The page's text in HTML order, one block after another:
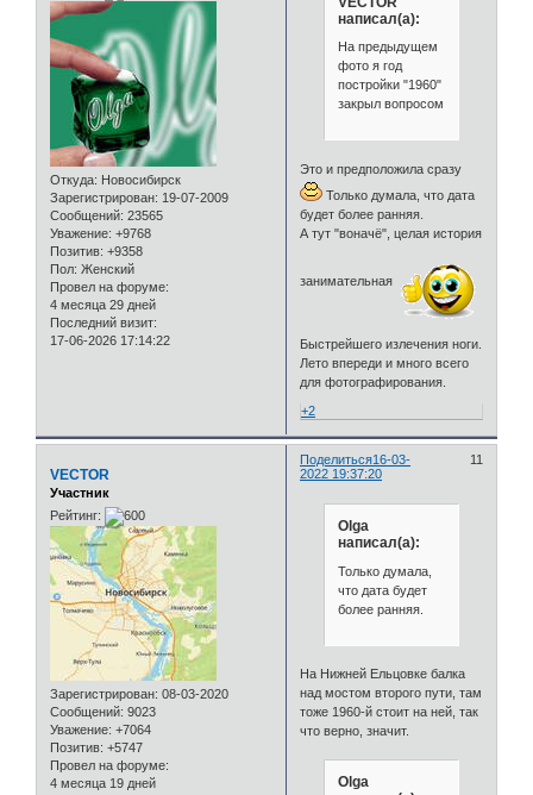
Откуда: Новосибирск
Зарегистрирован: 19-07-2009
Сообщений: 23565
Уважение: +9768
Позитив: +9358
Пол: Женский
Провел на форуме:
4 месяца 29 дней
Последний визит:
17-06-2026 17:14:22
написал(а):
На предыдущем
фото я год
постройки "1960"
закрыл вопросом
Это и предположила сразу
Только думала, что дата
будет более ранняя.
А тут "воначё", целая история
занимательная
Быстрейшего излечения ноги.
Лето впереди и много всего
для фотографирования.
+2
Поделиться 11
16-03-
2022 19:37:20
VECTOR
Участник
Рейтинг:
Зарегистрирован: 08-03-2020
Сообщений: 9023
Уважение: +7064
Позитив: +5747
Провел на форуме:
4 месяца 19 дней
Olga
написал(а):
Только думала,
что дата будет
более ранняя.
На Нижней Ельцовке балка
над мостом второго пути, там
тоже 1960-й стоит на ней, так
что верно, значит.
Olga